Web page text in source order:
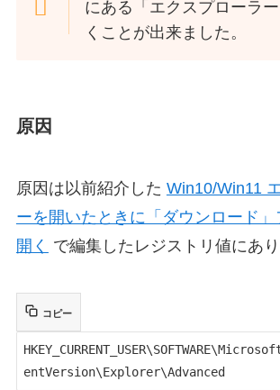
にある「エクスプローラ
くことが出来ました。
原因
原因は以前紹介した Win10/Win11
ーを開いたときに「ダウンロード」
開く で編集したレジストリ値にあり
コピー
entVersion\Explorer\Advanced